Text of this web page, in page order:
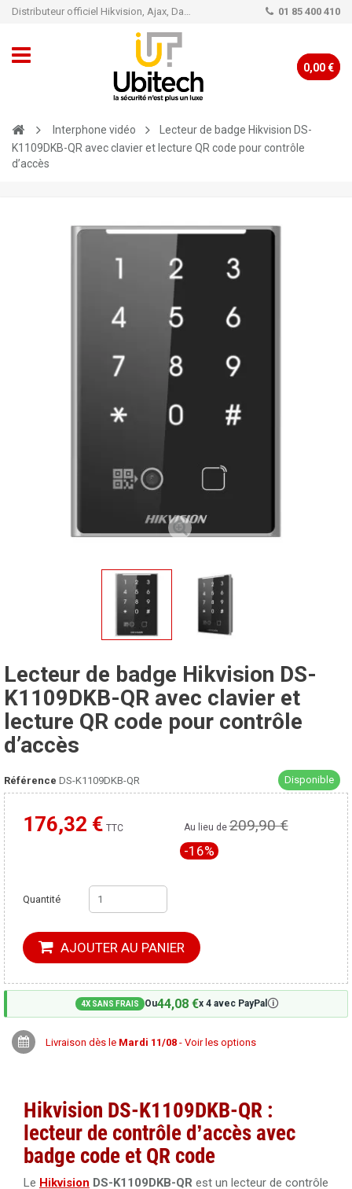
Distributeur officiel Hikvision, Ajax, Dahua, TP-Link - Caméra de vidéo surveillance - Alarme 01 85 400 410
0,00 €
Interphone vidéo
Lecteur de badge Hikvision DS-
K1109DKB-QR avec clavier et lecture QR code pour contrôle
d’accès
Lecteur de badge Hikvision DS-
K1109DKB-QR avec clavier et
lecture QR code pour contrôle
d’accès
Référence DS-K1109DKB-QR Disponible
176,32 € TTC
Moins cher ailleurs ? Au lieu de209,90 €
-16%
Quantité
AJOUTER AU PANIER
4X SANS FRAIS Ou44,08 €x 4 avec PayPal 🛈
Livraison dès le Mardi 11/08 - Voir les options
Hikvision DS-K1109DKB-QR :
lecteur de contrôle d’accès avec
badge code et QR code
Le Hikvision DS-K1109DKB-QR est un lecteur de contrôle